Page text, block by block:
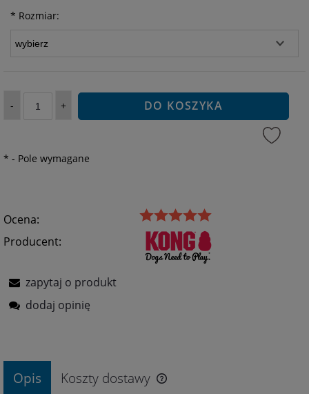
* Rozmiar:
- + DO KOSZYKA
* - Pole wymagane
Ocena:
Producent:
zapytaj o produkt
dodaj opinię
Opis
Koszty dostawy